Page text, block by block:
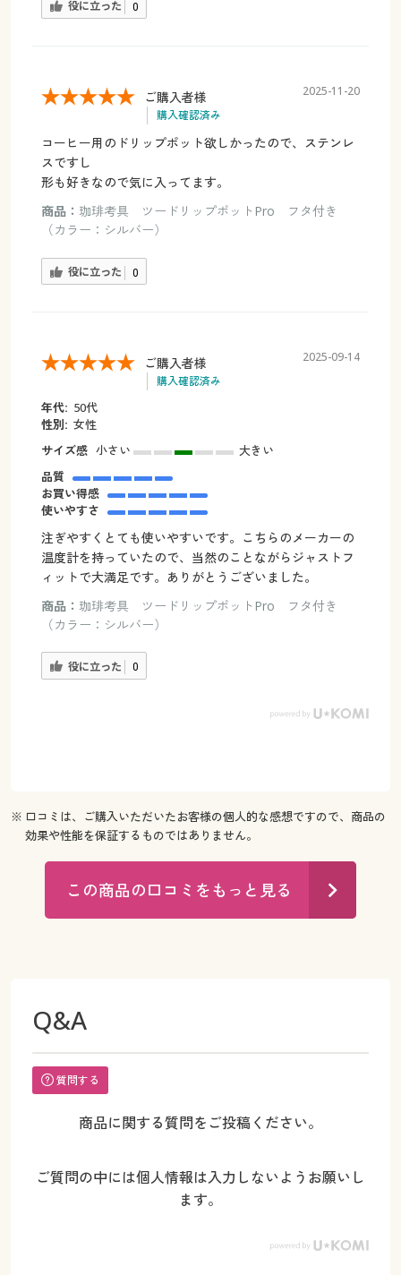
役に立った 0
ご購入者様
購入確認済み
2025-11-20
コーヒー用のドリップポット欲しかったので、ステンレ
スですし
形も好きなので気に入ってます。
商品： 珈琲考具 ツードリップポットPro フタ付き
（カラー：シルバー）
役に立った 0
ご購入者様
購入確認済み
2025-09-14
年代: 50代
性別: 女性
サイズ感 小さい
大きい
品質
お買い得感
使いやすさ
注ぎやすくとても使いやすいです。こちらのメーカーの
温度計を持っていたので、当然のことながらジャストフ
ィットで大満足です。ありがとうございました。
商品： 珈琲考具 ツードリップポットPro フタ付き
（カラー：シルバー）
役に立った 0
※ 口コミは、ご購入いただいたお客様の個人的な感想ですので、商品の
効果や性能を保証するものではありません。
この商品の口コミをもっと見る
Q&A
質問する
商品に関する質問をご投稿ください。
ご質問の中には個人情報は入力しないようお願いし
ます。